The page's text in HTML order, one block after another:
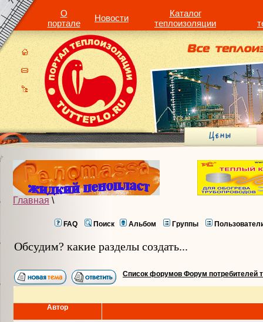
О
портале
Новости
Каталог
теплоизоляции
Главная \
FAQ Поиск Альбом Группы
Обсудим? какие разделы создать...
Список форумов Форум потребителей
Автор